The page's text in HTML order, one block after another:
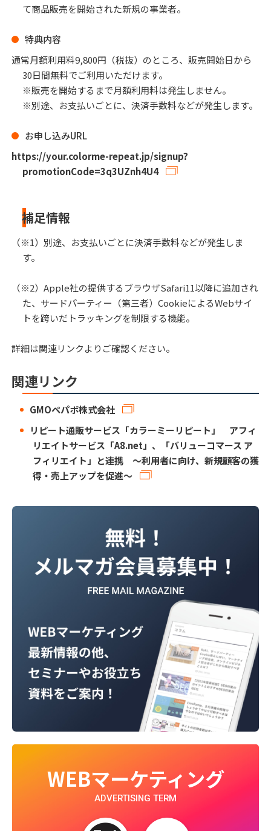
て商品販売を開始された新規の事業者。
特典内容
通常月額利用料9,800円（税抜）のところ、販売開始日から
30日間無料でご利用いただけます。
※販売を開始するまで月額利用料は発生しません。
※別途、お支払いごとに、決済手数料などが発生します。
お申し込みURL
https://your.colorme-repeat.jp/signup?
promotionCode=3q3UZnh4U4
補足情報
（※1）別途、お支払いごとに決済手数料などが発生しま
す。
（※2）Apple社の提供するブラウザSafari11以降に追加され
た、サードパーティー（第三者）CookieによるWebサイ
トを跨いだトラッキングを制限する機能。
詳細は関連リンクよりご確認ください。
関連リンク
GMOペパボ株式会社
リピート通販サービス「カラーミーリピート」 アフィ
リエイトサービス「A8.net」、「バリューコマース ア
フィリエイト」と連携 ～利用者に向け、新規顧客の獲
得・売上アップを促進～
WEBマーケティング
ADVERTISING TERM